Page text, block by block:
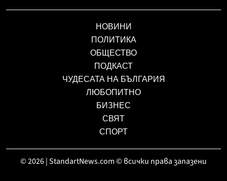
НОВИНИ
ПОЛИТИКА
ОБЩЕСТВО
ПОДКАСТ
ЧУДЕСАТА НА БЪЛГАРИЯ
ЛЮБОПИТНО
БИЗНЕС
СВЯТ
СПОРТ
© 2026 | StandartNews.com © всички права запазени